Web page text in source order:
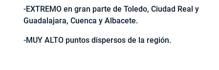
-EXTREMO en gran parte de Toledo, Ciudad Real y
Guadalajara, Cuenca y Albacete.
-MUY ALTO puntos dispersos de la región.